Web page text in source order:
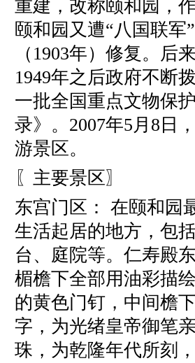
重建，改称颐和园，
颐和园又遭“八国联军”
（ 1903年）修复。后
1949年之后政府不断
一批全国重点文物保
录》。 2007年5月 8 日
游景区。
〖主要景区〗
东宫门区： 在颐和园
生活起居的地方，包
台、庭院等。仁寿殿
楣檐下全部用油彩描
的黄色门钉，中间檐
字，为光绪皇帝御笔
珠，为乾隆年代所刻